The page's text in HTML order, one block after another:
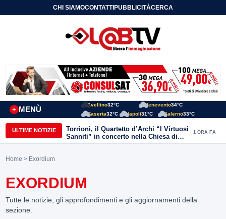
CHI SIAMOCONTATTIPUBBLICITÀCERCA
MENÙ
+
Avellino32°C Benevento34°C
Caserta32°C Napoli31°C Salerno33°C
ULTIME NOTIZIE
Torrioni, il Quartetto d’Archi “I Virtuosi
Sanniti” in concerto nella Chiesa di
San Michele Arcangelo
1 ORA FA
Home > Exordium
EXORDIUM
Tutte le notizie, gli approfondimenti e gli aggiornamenti della
sezione.